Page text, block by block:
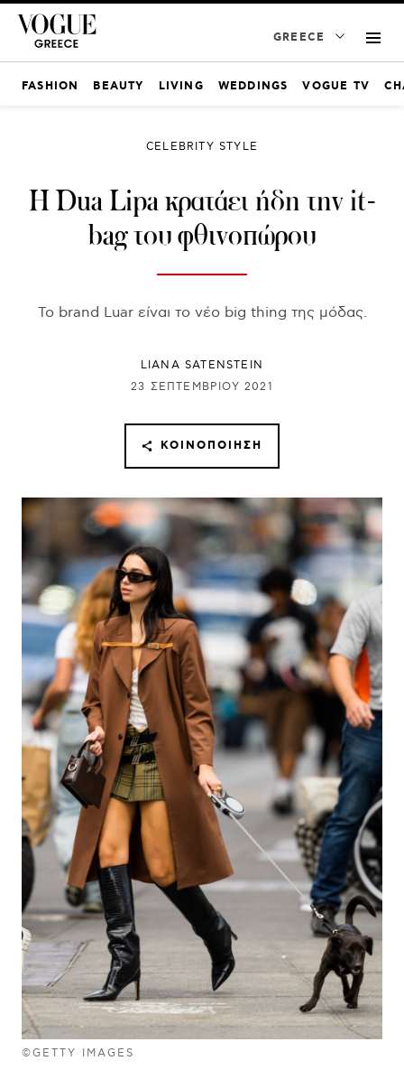
GREECE
FASHION BEAUTY LIVING WEDDINGS VOGUE TV
©GETTY IMAGES
CELEBRITY STYLE
Η Dua Lipa κρατάει ήδη την it-
bag του φθινοπώρου
To brand Luar είναι το νέο big thing της μόδας.
LIANA SATENSTEIN
23 ΣΕΠΤΕΜΒΡΊΟΥ 2021
ΚΟΙΝΟΠΟΊΗΣΗ